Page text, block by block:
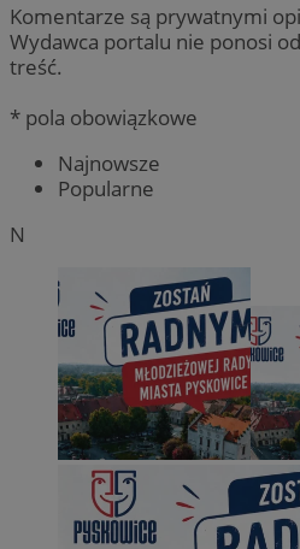
Komentarze są prywatnymi
Wydawca portalu nie ponosi
treść.
* pola obowiązkowe
Najnowsze
Popularne
N